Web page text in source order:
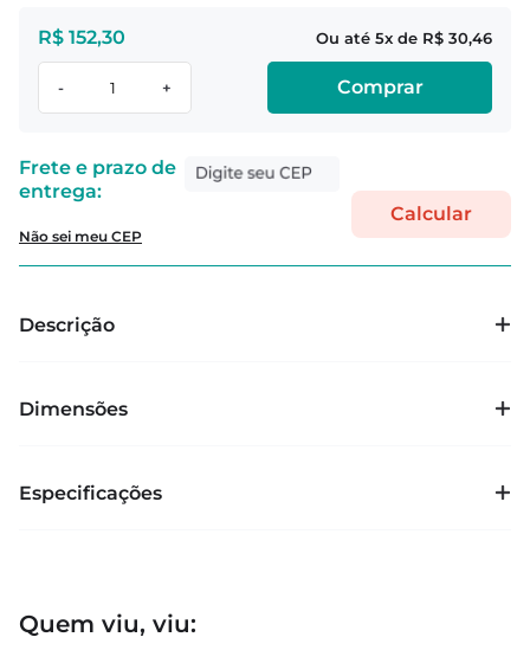
R$ 152,30 5 R$ 30,46
- + Comprar
Não sei meu CEP
Descrição
Dimensões
Especificações
Quem viu, viu: